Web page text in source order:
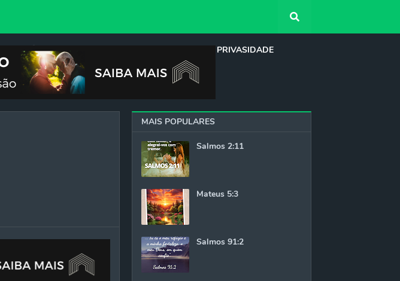
REFLEXÃO CRISES DO FIM PRIVASIDADE
MAIS POPULARES
Salmos 2:11
Mateus 5:3
Salmos 91:2